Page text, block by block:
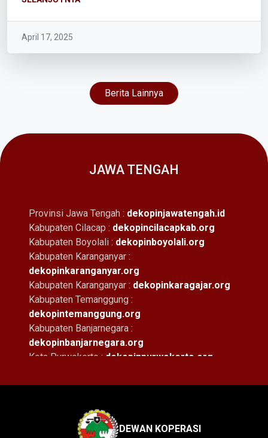
April 17, 2025
Berita Lainnya
JAWA TENGAH
Provinsi Jawa Tengah : dekopinjawatengah.id
Kabupaten Cilacap : dekopincilacapkab.org
Kabupaten Boyolali : dekopinboyolali.org
Kabupaten Karanganyar :
dekopinkaranganyar.org
Kabupaten Karanganyar : dekopinkaragajar.org
Kabupaten Temanggung :
dekopintemanggung.org
Kabupaten Banjarnegara :
dekopinbanjarnegara.org
Kota Purwokerto : dekopinpurwokerto.org
Kota Tegal :dekopintegal.org
Kota Semarang :dekopinsemarangkota.org
Kota Semarang :dekopinsemarang.org
DEWAN KOPERASI